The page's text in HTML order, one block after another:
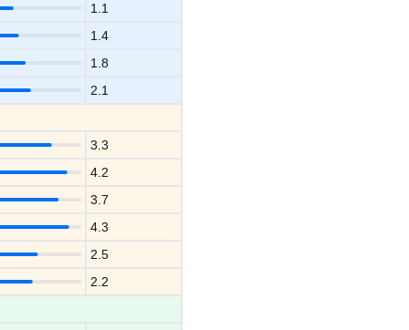
1.1
1.4
1.8
2.1
3.3
4.2
3.7
4.3
2.5
2.2